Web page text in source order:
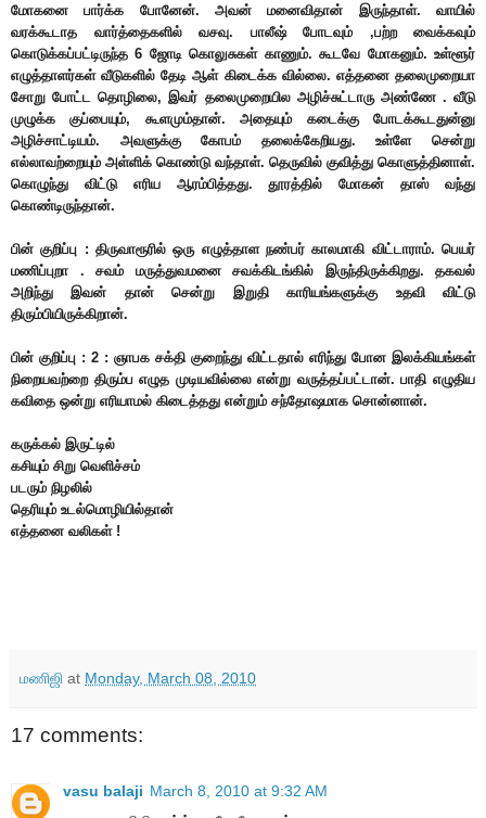
மோகனை பார்க்க போனேன். அவன் மனைவிதான் இருந்தாள். வாயில்
வரக்கூடாத வார்த்தைகளில் வசவு. பாலீஷ் போடவும் ,பற்ற வைக்கவும்
கொடுக்கப்பட்டிருந்த 6 ஜோடி கொலுசுகள் காணும். கூடவே மோகனும். உள்ளூர்
எழுத்தாளர்கள் வீடுகளில் தேடி ஆள் கிடைக்க வில்லை. எத்தனை தலைமுறையா
சோறு போட்ட தொழிலை, இவர் தலைமுறையில அழிச்சுட்டாரு அண்ணே . வீடு
முழுக்க குப்பையும், கூளமும்தான். அதையும் கடைக்கு போடக்கூடதுன்னு
அழிச்சாட்டியம். அவளுக்கு கோபம் தலைக்கேறியது. உள்ளே சென்று
எல்லாவற்றையும் அள்ளிக் கொண்டு வந்தாள். தெருவில் குவித்து கொளுத்தினாள்.
கொழுந்து விட்டு எரிய ஆரம்பித்தது. தூரத்தில் மோகன் தாஸ் வந்து
கொண்டிருந்தான்.
பின் குறிப்பு : திருவாரூரில் ஒரு எழுத்தாள நண்பர் காலமாகி விட்டாராம். பெயர்
மணிப்புறா . சவம் மருத்துவமனை சவக்கிடங்கில் இருந்திருக்கிறது. தகவல்
அறிந்து இவன் தான் சென்று இறுதி காரியங்களுக்கு உதவி விட்டு
திரும்பியிருக்கிறான்.
பின் குறிப்பு : 2 : ஞாபக சக்தி குறைந்து விட்டதால் எரிந்து போன இலக்கியங்கள்
நிறையவற்றை திரும்ப எழுத முடியவில்லை என்று வருத்தப்பட்டான். பாதி எழுதிய
கவிதை ஒன்று எரியாமல் கிடைத்தது என்றும் சந்தோஷமாக சொன்னான்.
கருக்கல் இருட்டில்
கசியும் சிறு வெளிச்சம்
படரும் நிழலில்
தெரியும் உடல்மொழியில்தான்
எத்தனை வலிகள் !
மணிஜி at Monday, March 08, 2010
17 comments:
vasu balaji March 8, 2010 at 9:32 AM